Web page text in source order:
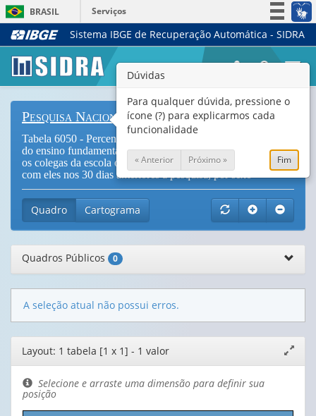
BRASIL
Serviços
Simplifique!
Legislação
Canais
Sistema IBGE de Recuperação Automática - SIDRA
Pesquisa Nacional de Saúde do Escolar
Tabela 6050 - Percentual de escolares frequentando o 9º ano
do ensino fundamental, distribuído pela frequência com que
os colegas da escola os trataram bem e/ou foram prestativos
com eles nos 30 dias anteriores à pesquisa, por sexo
Quadro Cartograma
Quadros Públicos 0
A seleção atual não possui erros.
Editor
de
layout
janela
Layout: 1 tabela [1 x 1] - 1 valor
Selecione e arraste uma dimensão para definir sua
posição
Dúvidas
Para qualquer dúvida, pressione o
ícone (?) para explicarmos cada
funcionalidade
« Anterior Próximo » Fim